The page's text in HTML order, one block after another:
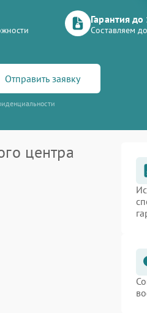
Гарантия
Составляем
Отправить заявку
центра